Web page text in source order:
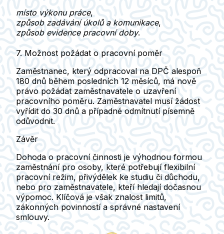
místo výkonu práce,
způsob zadávání úkolů a komunikace,
způsob evidence pracovní doby.
7. Možnost požádat o pracovní poměr
Zaměstnanec, který odpracoval na DPČ alespoň
180 dnů během posledních 12 měsíců, má nově
právo požádat zaměstnavatele o uzavření
pracovního poměru. Zaměstnavatel musí žádost
vyřídit do 30 dnů a případné odmítnutí písemně
odůvodnit.
Závěr
Dohoda o pracovní činnosti je výhodnou formou
zaměstnánípro osoby, které potřebují flexibilní
pracovní režim, přivýdělek ke studiu či důchodu,
nebo pro zaměstnavatele, kteří hledají dočasnou
výpomoc. Klíčová je však znalost limitů,
zákonných povinnostía správné nastavení
smlouvy.